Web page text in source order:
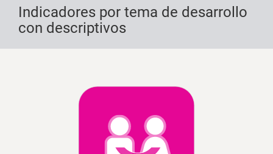
Indicadores por tema de desarrollo
con descriptivos